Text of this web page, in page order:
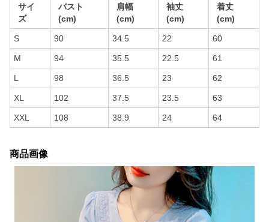
サイ
ズ
バスト
(cm)
肩幅
(cm)
袖丈
(cm)
着丈
(cm)
S 90 34.5 22 60
M 94 35.5 22.5 61
L 98 36.5 23 62
XL 102 37.5 23.5 63
XXL 108 38.9 24 64
商品画像